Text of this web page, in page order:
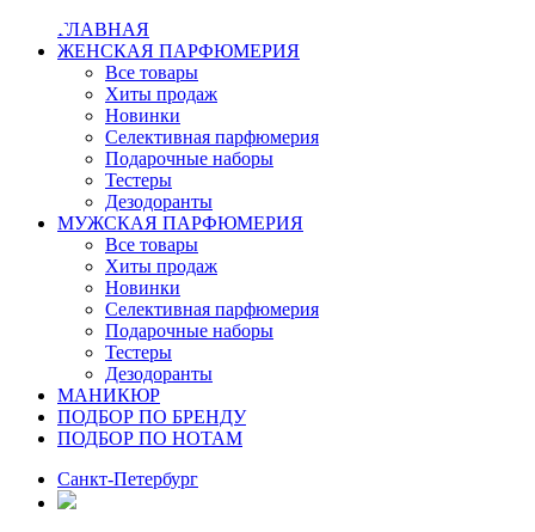
ГЛАВНАЯ
ЖЕНСКАЯ ПАРФЮМЕРИЯ
Все товары
Хиты продаж
Новинки
Селективная парфюмерия
Подарочные наборы
Тестеры
Дезодоранты
МУЖСКАЯ ПАРФЮМЕРИЯ
Все товары
Хиты продаж
Новинки
Селективная парфюмерия
Подарочные наборы
Тестеры
Дезодоранты
МАНИКЮР
ПОДБОР ПО БРЕНДУ
ПОДБОР ПО НОТАМ
Санкт-Петербург
Mu
4M
4M